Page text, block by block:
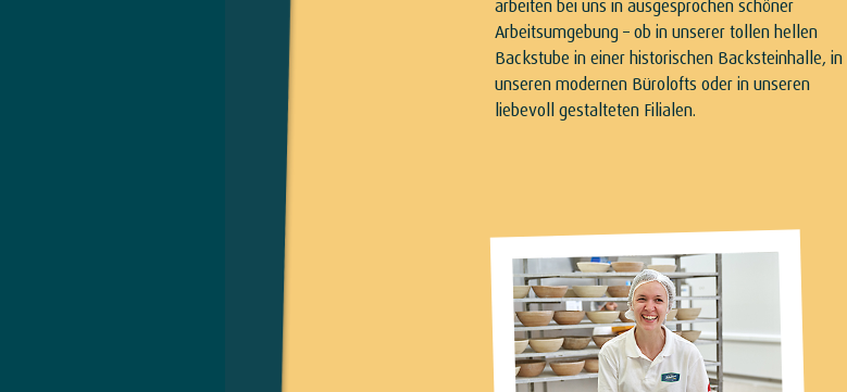
arbeiten bei uns in ausgesprochen schöner
Arbeitsumgebung – ob in unserer tollen hellen
Backstube in einer historischen Backsteinhalle, in
unseren modernen Bürolofts oder in unseren
liebevoll gestalteten Filialen.